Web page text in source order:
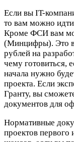
Если вы IT-
то вам можно
Кроме ФСИ вам
(Минцифры). Это
рублей на
чему готовиться,
начала нужно
проекта. Если
Гранту, вы
документов для
Нормативные
проектов первого